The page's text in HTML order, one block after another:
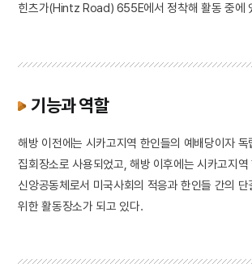
힌츠가(Hintz Road) 655E에서 정착해 활동 중에
기능과 역할
해방 이전에는 시카고지역 한인들의 예배당이자 독
집회장소로 사용되었고, 해방 이후에는 시카고지역
신앙공동체로서 미국사회의 적응과 한인들 간의
위한 활동장소가 되고 있다.